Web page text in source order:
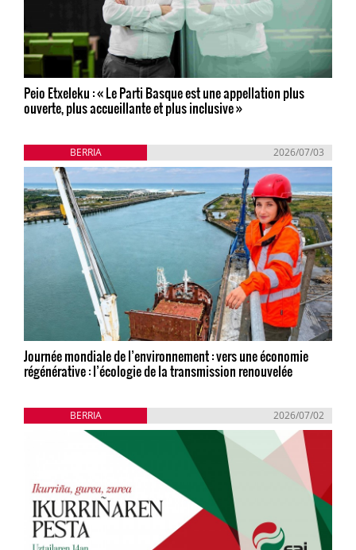
Peio Etxeleku : « Le Parti Basque est une appellation plus
ouverte, plus accueillante et plus inclusive »
BERRIA 2026/07/03
Journée mondiale de l’environnement : vers une économie
régénérative : l’écologie de la transmission renouvelée
BERRIA 2026/07/02